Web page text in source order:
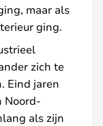
maar als
ging.
zich te
Eind jaren
Noord-
als zijn